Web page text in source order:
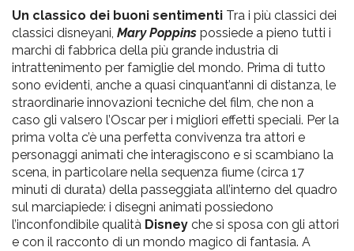
Un classico dei buoni sentimenti Tra i più classici dei
classici disneyani, Mary Poppins possiede a pieno tutti i
marchi di fabbrica della più grande industria di
intrattenimento per famiglie del mondo. Prima di tutto
sono evidenti, anche a quasi cinquant’anni di distanza, le
straordinarie innovazioni tecniche del film, che non a
caso gli valsero l’Oscar per i migliori effetti speciali. Per la
prima volta c’è una perfetta convivenza tra attori e
personaggi animati che interagiscono e si scambiano la
scena, in particolare nella sequenza fiume (circa 17
minuti di durata) della passeggiata all’interno del quadro
sul marciapiede: i disegni animati possiedono
l’inconfondibile qualità Disney che si sposa con gli attori
e con il racconto di un mondo magico di fantasia. A